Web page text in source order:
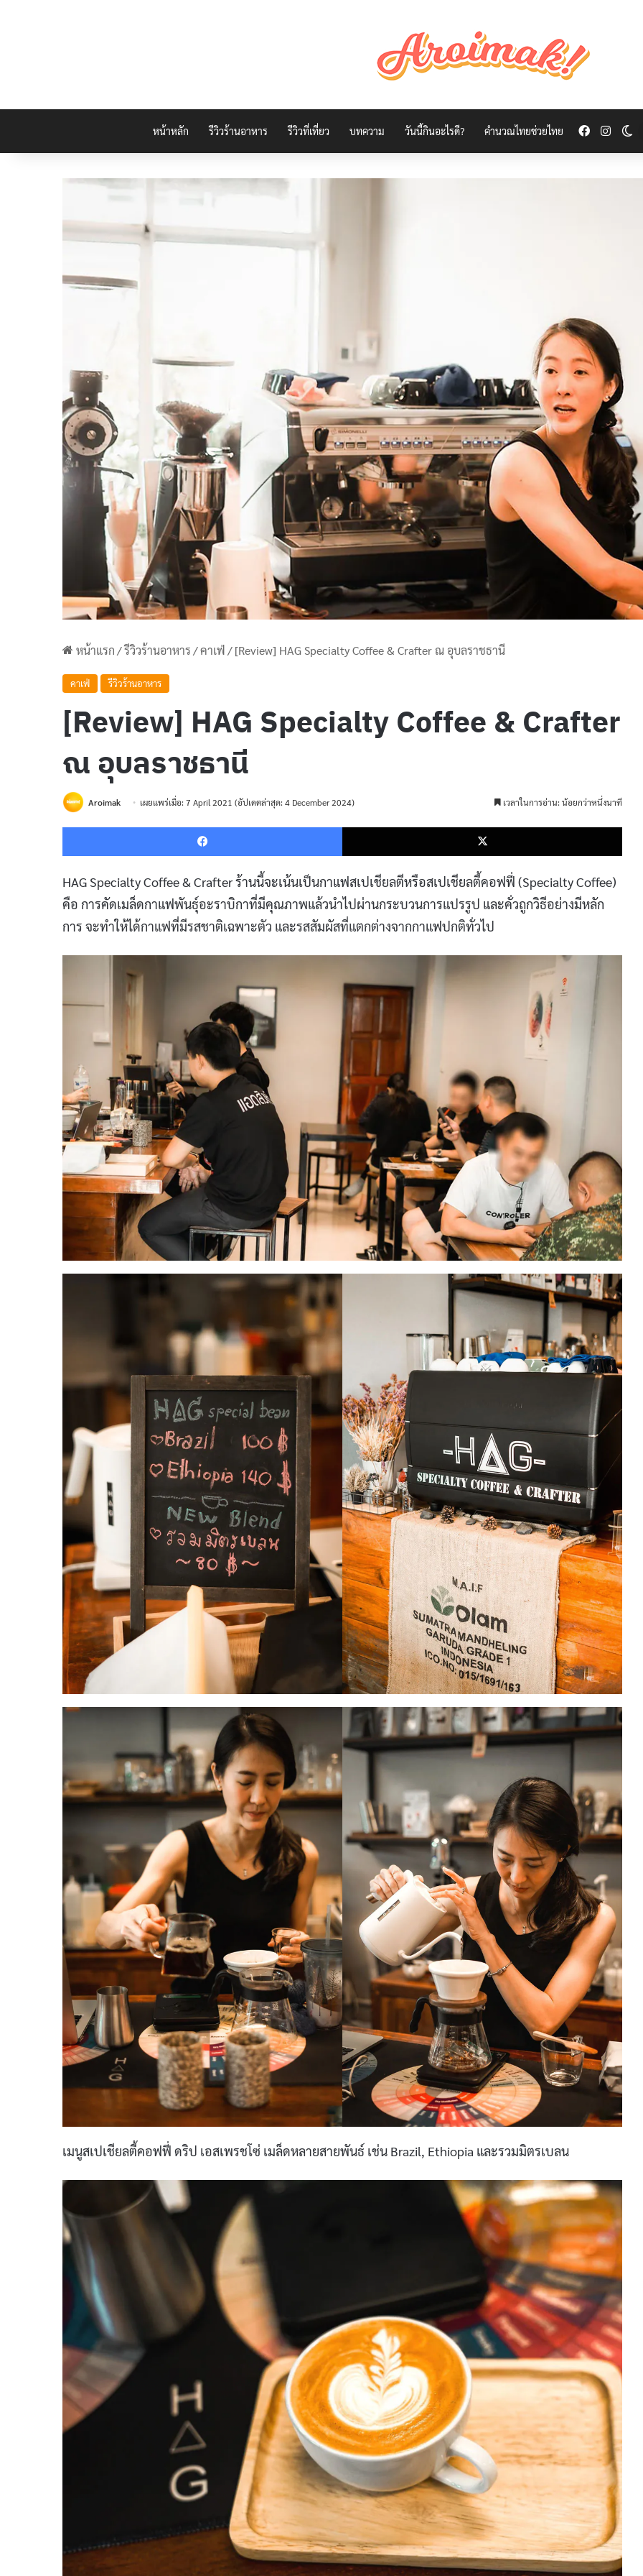
หน้าหลัก รีวิวร้านอาหาร รีวิวที่เที่ยว บทความ วันนี้กินอะไรดี? คำนวณไทยช่วยไทย Facebook
หน้าแรก/รีวิวร้านอาหาร/คาเฟ่ /[Review] HAG Specialty Coffee & Crafter ณ อุบลราชธานี
คาเฟ่ รีวิวร้านอาหาร
[Review] HAG Specialty Coffee & Crafter
ณ อุบลราชธานี
Aroimak เผยแพร่เมื่อ: 7 April 2021 (อัปเดตล่าสุด: 4 December 2024) เวลาในการอ่าน: น้อยกว่าหนึ่งนาที
Facebook X
HAG Specialty Coffee & Crafter ร้านนี้จะเน้นเป็นกาแฟสเปเชียลตีหรือสเปเชียลตี้คอฟฟี่ (Specialty Coffee)
คือ การคัดเมล็ดกาแฟพันธุ์อะราบิกาที่มีคุณภาพแล้วนำไปผ่านกระบวนการแปรรูป และคั่วถูกวิธีอย่างมีหลัก
การ จะทำให้ได้กาแฟที่มีรสชาติเฉพาะตัว และรสสัมผัสที่แตกต่างจากกาแฟปกติทั่วไป
เมนูสเปเชียลตี้คอฟฟี่ ดริป เอสเพรชโซ่ เมล็ดหลายสายพันธ์ เช่น Brazil, Ethiopia และรวมมิตรเบลน